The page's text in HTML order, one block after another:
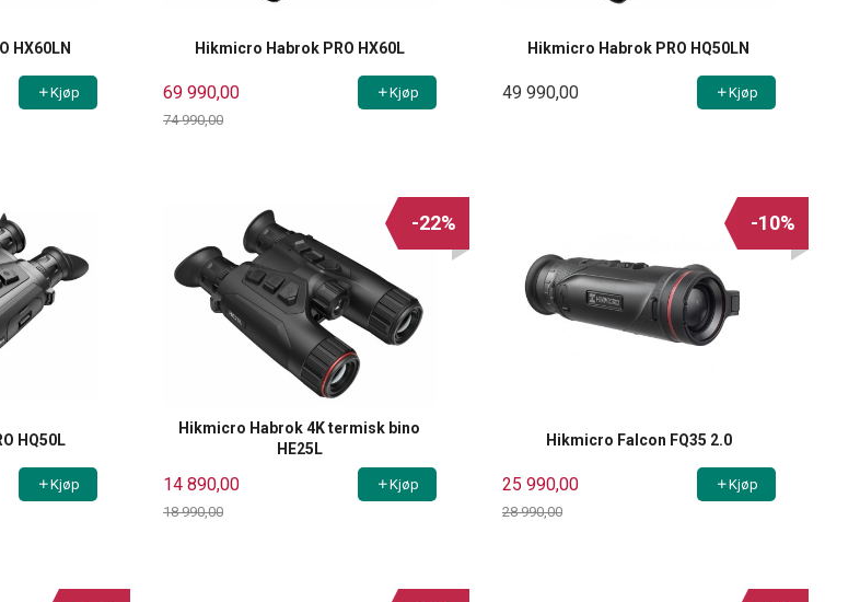
HX60LN
Kjøp
Hikmicro Habrok PRO HX60L
69 990,00
74 990,00
Kjøp
Hikmicro Habrok PRO HQ50LN
49 990,00 Kjøp
HQ50L
Kjøp
Hikmicro Habrok 4K termisk bino
HE25L
14 890,00
18 990,00
-22%
Kjøp
Hikmicro Falcon FQ35 2.0
25 990,00
28 990,00
-10%
Kjøp